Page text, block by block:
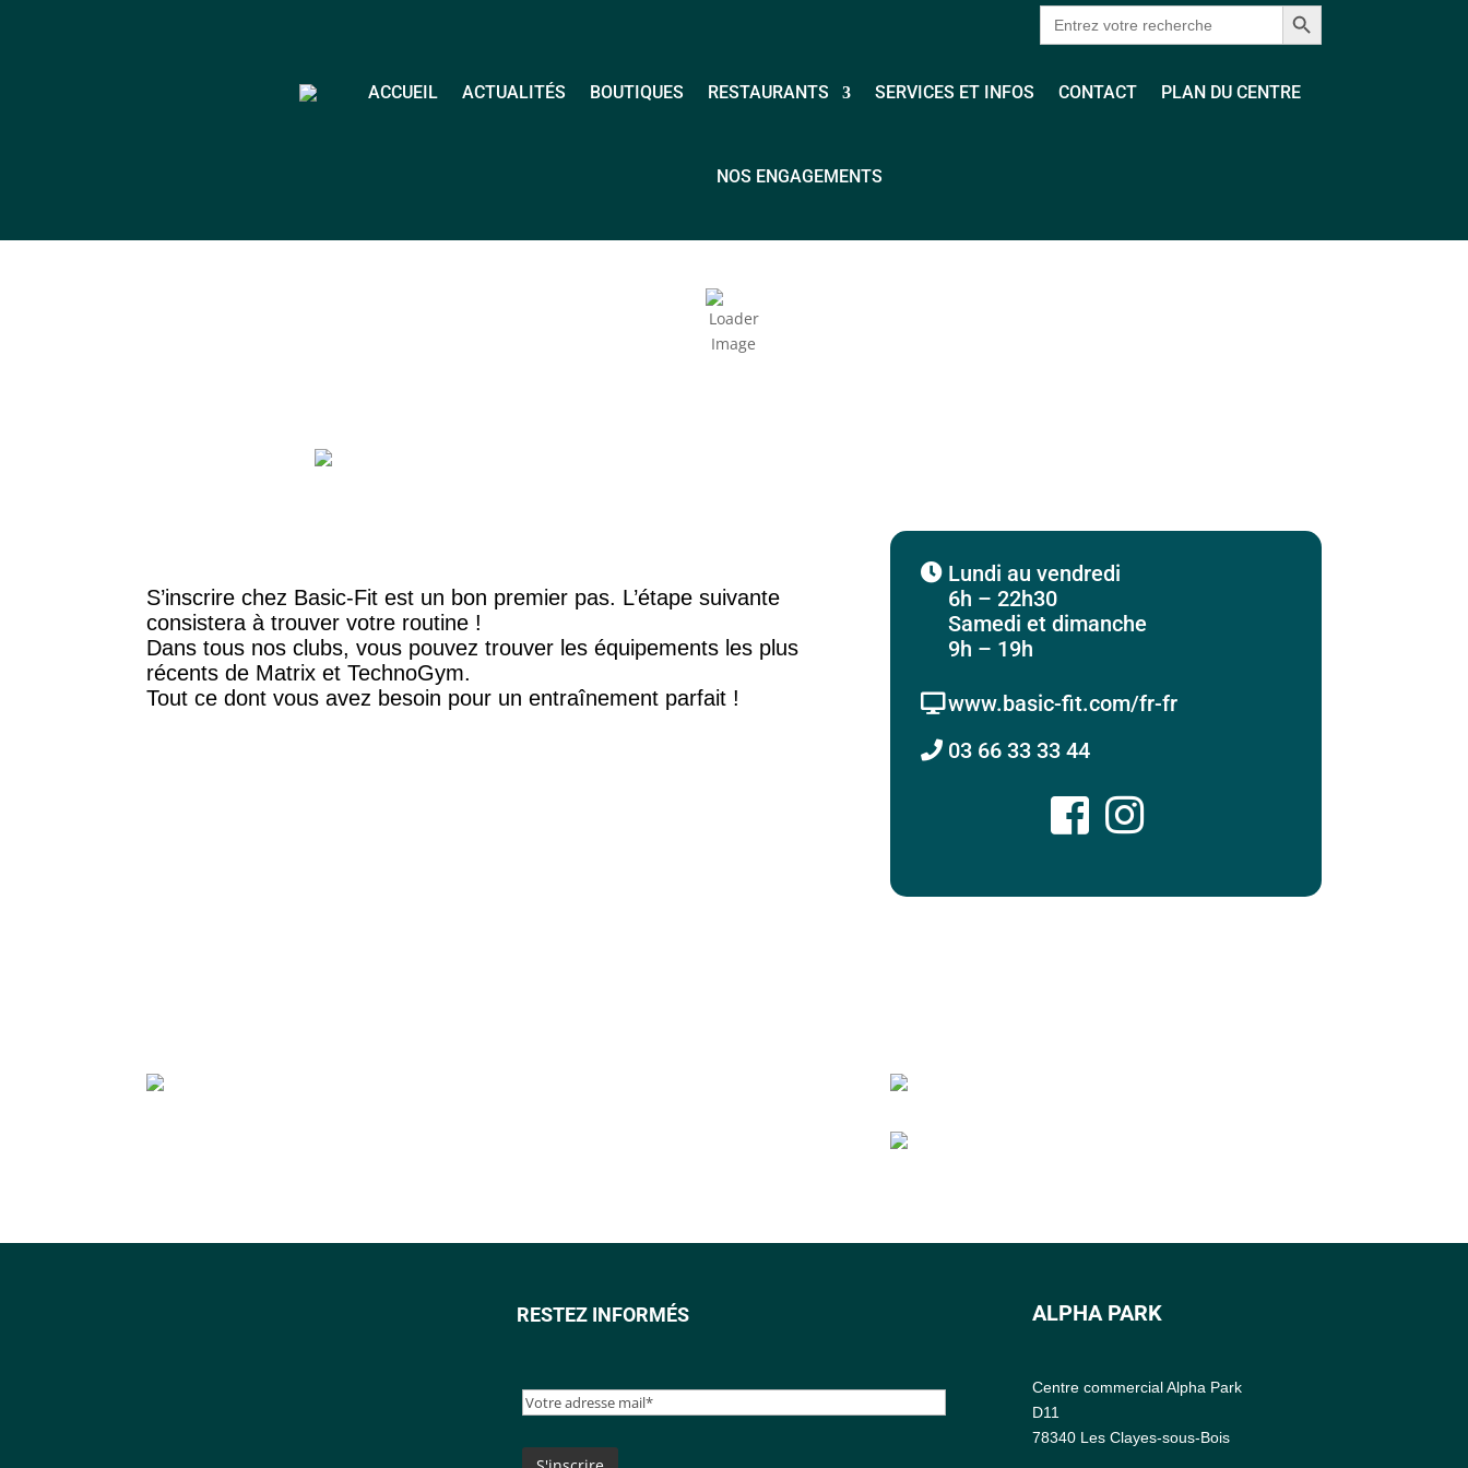
Search
for:
Search Button
ACCUEIL ACTUALITÉS BOUTIQUES RESTAURANTS SERVICES ET INFOS CONTACT PLAN DU CENTRE
NOS ENGAGEMENTS
S’inscrire chez Basic-Fit est un bon premier pas. L’étape suivante
consistera à trouver votre routine !
Dans tous nos clubs, vous pouvez trouver les équipements les plus
récents de Matrix et TechnoGym.
Tout ce dont vous avez besoin pour un entraînement parfait !
Lundi au vendredi
6h – 22h30
Samedi et dimanche
9h – 19h
www.basic-fit.com/fr-fr
03 66 33 33 44
RESTEZ INFORMÉS ALPHA PARK
Centre commercial Alpha Park
D11
78340 Les Clayes-sous-Bois